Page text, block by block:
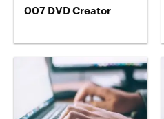
007 DVD Creator